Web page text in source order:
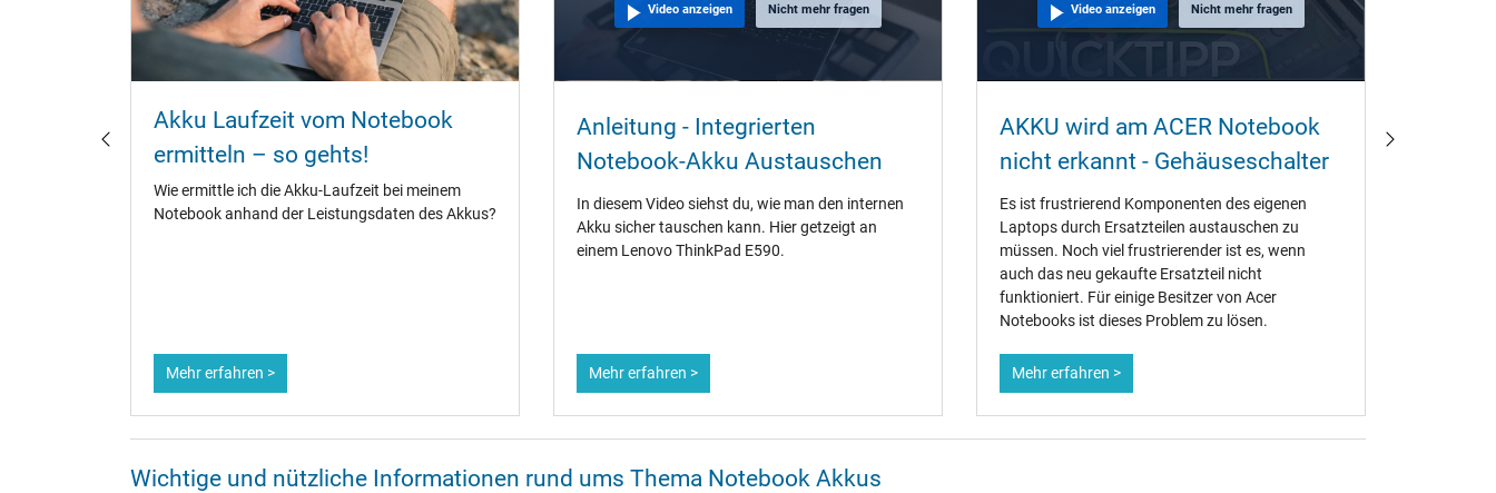
Akku Laufzeit vom Notebook
ermitteln – so gehts!
Wie ermittle ich die Akku-Laufzeit bei meinem
Notebook anhand der Leistungsdaten des Akkus?
Mehr erfahren >
Video anzeigen Nicht mehr fragen
Anleitung - Integrierten
Notebook-Akku Austauschen
In diesem Video siehst du, wie man den internen
Akku sicher tauschen kann. Hier getzeigt an
einem Lenovo ThinkPad E590.
Mehr erfahren >
Video anzeigen Nicht mehr fragen
AKKU wird am ACER Notebook
nicht erkannt - Gehäuseschalter
Es ist frustrierend Komponenten des eigenen
Laptops durch Ersatzteilen austauschen zu
müssen. Noch viel frustrierender ist es, wenn
auch das neu gekaufte Ersatzteil nicht
funktioniert. Für einige Besitzer von Acer
Notebooks ist dieses Problem zu lösen.
Mehr erfahren >
Wichtige und nützliche Informationen rund ums Thema Notebook Akkus